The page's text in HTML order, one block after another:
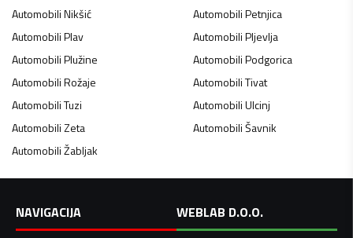
AutomobiliNikšić AutomobiliPetnjica
AutomobiliPlav AutomobiliPljevlja
AutomobiliPlužine AutomobiliPodgorica
AutomobiliRožaje AutomobiliTivat
AutomobiliTuzi AutomobiliUlcinj
AutomobiliZeta AutomobiliŠavnik
AutomobiliŽabljak
NAVIGACIJA
WEBLAB D.O.O.